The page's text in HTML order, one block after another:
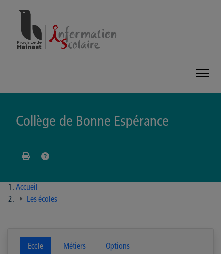
Collège de Bonne Espérance
Accueil
Les écoles
Ecole Métiers Options